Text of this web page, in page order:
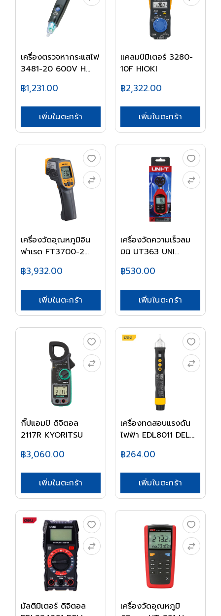
เครื่องตรวจหากระแสไฟ
3481-20 600V H...
฿1,231.00
เพิ่มในตะกร้า
แคลมป์มิเตอร์ 3280-
10F HIOKI
฿2,322.00
เพิ่มในตะกร้า
เครื่องวัดอุณหภูมิอิน
ฟาเรด FT3700-2...
฿3,932.00
เพิ่มในตะกร้า
เครื่องวัดความเร็วลม
มินิ UT363 UNI...
฿530.00
เพิ่มในตะกร้า
กิ๊ปแอมป์ ดิจิตอล
2117R KYORITSU
฿3,060.00
เพิ่มในตะกร้า
เครื่องทดสอบแรงดัน
ไฟฟ้า EDL8011 DEL...
฿264.00
เพิ่มในตะกร้า
มัลติมิเตอร์ ดิจิตอล
เครื่องวัดอุณหภูมิ